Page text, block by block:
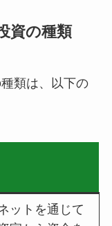
資の種類
類は、以下の
ットを通じて